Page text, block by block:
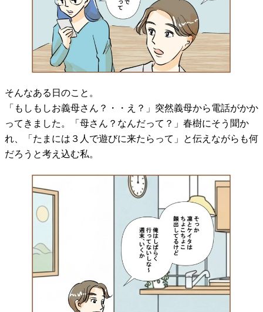
そんなある日のこと。
「もしもしお義母さん？・・え？」突然義母から電話がかか
ってきました。「母さん？なんだって？」春樹にそう聞か
れ、「たまには３人で遊びに来たらって」と伝えながらも何
だろうと考え込む私。